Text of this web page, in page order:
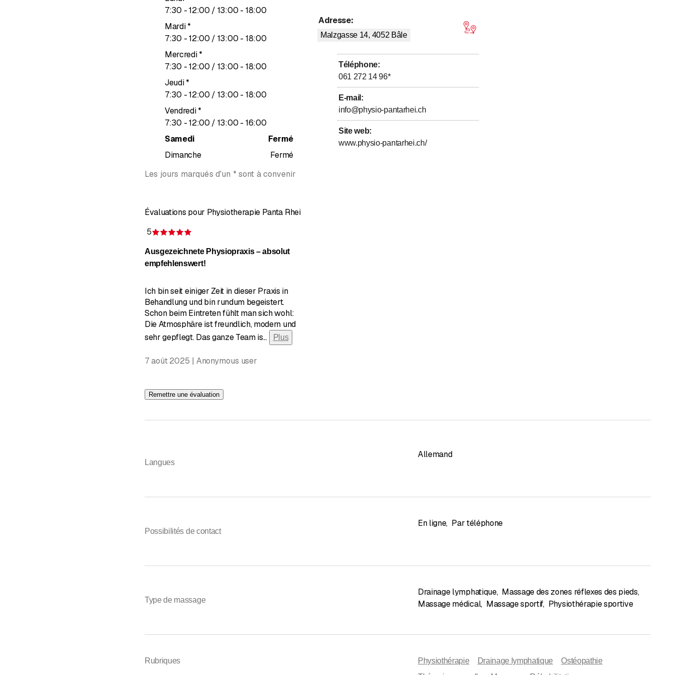
7:30 - jusqu’à
12:00 / 13:00 - jusqu’à
18:00
Mardi*
7:30 - jusqu’à
12:00 / 13:00 - jusqu’à
18:00
Mercredi*
7:30 - jusqu’à
12:00 / 13:00 - jusqu’à
18:00
Jeudi*
7:30 - jusqu’à
12:00 / 13:00 - jusqu’à
18:00
Vendredi*
7:30 - jusqu’à
12:00 / 13:00 - jusqu’à
16:00
Samedi
Fermé
Dimanche
Fermé
Les jours marqués d'un * sont à convenir
Adresse:
Malzgasse 14, 4052 Bâle
Téléphone:
061 272 14 96*
E-mail :
info@physio-pantarhei.ch
Site web:
www.physio-pantarhei.ch/
Évaluations pour Physiotherapie Panta Rhei
5
Ausgezeichnete Physiopraxis – absolut
empfehlenswert!
Ich bin seit einiger Zeit in dieser Praxis in
Behandlung und bin rundum begeistert.
Schon beim Eintreten fühlt man sich wohl:
Die Atmosphäre ist freundlich, modern und
sehr gepflegt. Das ganze Team is... Plus
7 août 2025 | Anonymous user
Remettre une évaluation
Langues
Allemand
Possibilités de contact
En ligne, Par téléphone
Type de massage
Drainage lymphatique, Massage des zones réflexes des pieds,
Massage médical, Massage sportif, Physiothérapie sportive
Rubriques Physiothérapie Drainage lymphatique
Ostéopathie